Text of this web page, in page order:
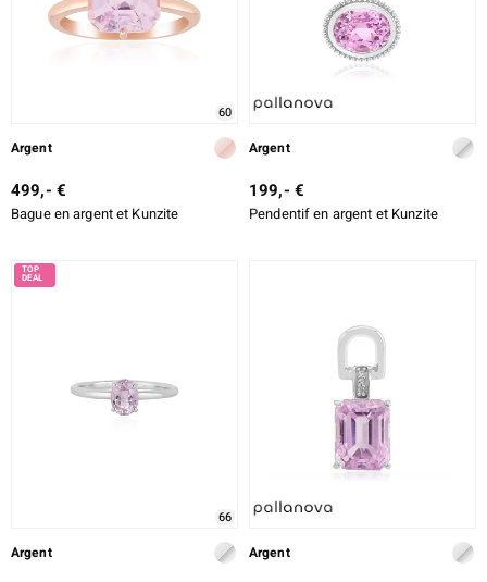
60
Argent
499,- €
Bague en argent et Kunzite
Argent
199,- €
Pendentif en argent et Kunzite
66
Argent Argent